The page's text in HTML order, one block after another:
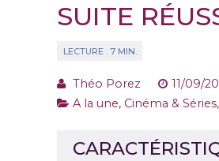
SUITE
Théo Porez
11/09/
A la une, Cinéma & Séries,